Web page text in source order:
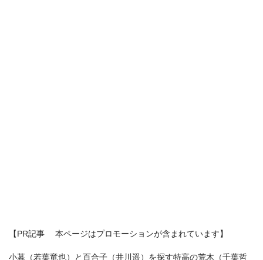
【PR記事 本ページはプロモーションが含まれています】
小暮（若葉竜也）と百合子（井川遥）を探す特高の荒木（千葉哲